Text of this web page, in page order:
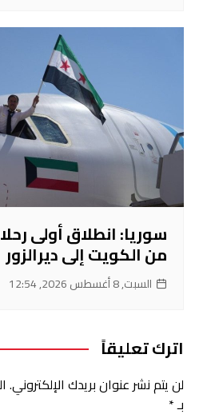
سوريا: انطلاق أولى
من الكويت إلى ديرالزور
السبت, 8 أغسطس 2026, 12:54
اترك تعليقاً
لن يتم نشر عنوان بريدك الإلكتروني.
بـ*